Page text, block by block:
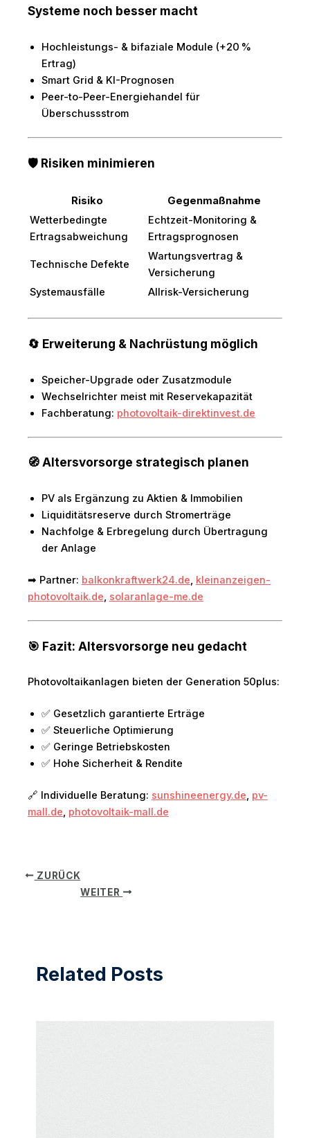
Systeme noch besser macht
Hochleistungs- & bifaziale Module (+20 %
Ertrag)
Smart Grid & KI-Prognosen
Peer-to-Peer-Energiehandel für
Überschussstrom
🛡 Risiken minimieren
Risiko
Gegenmaßnahme
Wetterbedingte
Ertragsabweichung
Echtzeit-Monitoring &
Ertragsprognosen
Technische Defekte
Wartungsvertrag &
Versicherung
Systemausfälle
Allrisk-Versicherung
🔄 Erweiterung & Nachrüstung möglich
Speicher-Upgrade oder Zusatzmodule
Wechselrichter meist mit Reservekapazität
Fachberatung: photovoltaik-direktinvest.de
🧭 Altersvorsorge strategisch planen
PV als Ergänzung zu Aktien & Immobilien
Liquiditätsreserve durch Stromerträge
Nachfolge & Erbregelung durch Übertragung
der Anlage
➡ Partner: balkonkraftwerk24.de, kleinanzeigen-
photovoltaik.de, solaranlage-me.de
🎯 Fazit: Altersvorsorge neu gedacht
Photovoltaikanlagen bieten der Generation 50plus:
✅ Gesetzlich garantierte Erträge
✅ Steuerliche Optimierung
✅ Geringe Betriebskosten
✅ Hohe Sicherheit & Rendite
🔗 Individuelle Beratung: sunshineenergy.de, pv-
mall.de, photovoltaik-mall.de
ZURÜCK
WEITER
Related Posts